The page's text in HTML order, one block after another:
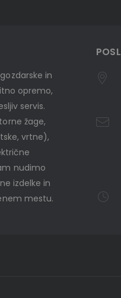
in
opremo,
servis.
žage,
vrtne),
nudimo
izdelke in
mestu.